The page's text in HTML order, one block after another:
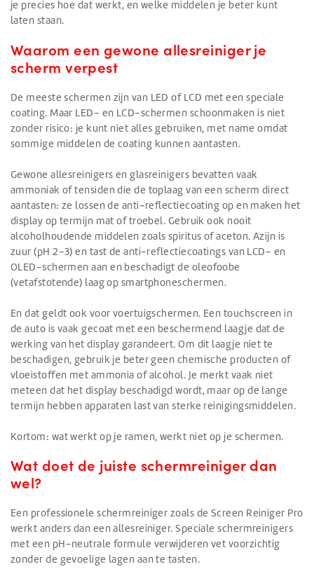
je precies hoe dat werkt, en welke middelen je beter kunt
laten staan.
Waarom een gewone allesreiniger je
scherm verpest
De meeste schermen zijn van LED of LCD met een speciale
coating. Maar LED- en LCD-schermen schoonmaken is niet
zonder risico: je kunt niet alles gebruiken, met name omdat
sommige middelen de coating kunnen aantasten.
Gewone allesreinigers en glasreinigers bevatten vaak
ammoniak of tensiden die de toplaag van een scherm direct
aantasten: ze lossen de anti-reflectiecoating op en maken het
display op termijn mat of troebel. Gebruik ook nooit
alcoholhoudende middelen zoals spiritus of aceton. Azijn is
zuur (pH 2-3) en tast de anti-reflectiecoatings van LCD- en
OLED-schermen aan en beschadigt de oleofoobe
(vetafstotende) laag op smartphoneschermen.
En dat geldt ook voor voertuigschermen. Een touchscreen in
de auto is vaak gecoat met een beschermend laagje dat de
werking van het display garandeert. Om dit laagje niet te
beschadigen, gebruik je beter geen chemische producten of
vloeistoffen met ammonia of alcohol. Je merkt vaak niet
meteen dat het display beschadigd wordt, maar op de lange
termijn hebben apparaten last van sterke reinigingsmiddelen.
Kortom: wat werkt op je ramen, werkt niet op je schermen.
Wat doet de juiste schermreiniger dan
wel?
Een professionele schermreiniger zoals de Screen Reiniger Pro
werkt anders dan een allesreiniger. Speciale schermreinigers
met een pH-neutrale formule verwijderen vet voorzichtig
zonder de gevoelige lagen aan te tasten.